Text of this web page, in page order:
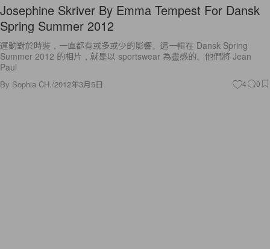
Josephine Skriver By Emma Tempest For Dansk
Spring Summer 2012
運動對於時裝，一直都有或多或少的影響。這一輯在 Dansk Spring
Summer 2012 的相片，就是以 sportswear 為靈感的。他們將 Jean
Paul
By Sophia CH./2012年3月5日 4 0